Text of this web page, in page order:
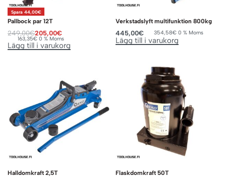
Spara 44,00€
Pallbock par 12T
249,00€205,00€
163,35€ 0 % Moms
Lägg till i varukorg
Verkstadslyft multifunktion 800kg
445,00€ 354,58€ 0 % Moms
Lägg till i varukorg
Halldomkraft 2,5T
Flaskdomkraft 50T